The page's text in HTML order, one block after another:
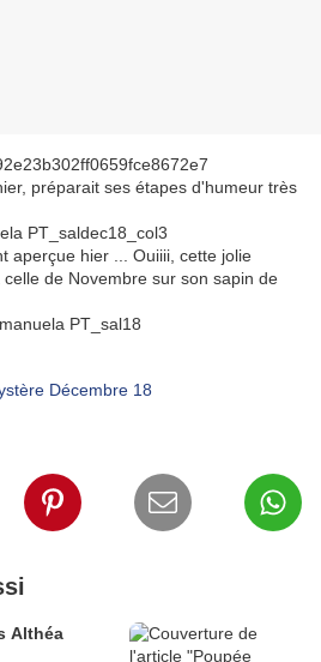
préparait ses étapes d'humeur très
aperçue hier ... Ouiiii, cette jolie
de Novembre sur son sapin de
Décembre 18
Althéa